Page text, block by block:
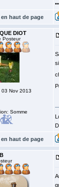
en haut de page
DIOT
Posteur
03 Nov 2013
Somme
en haut de page